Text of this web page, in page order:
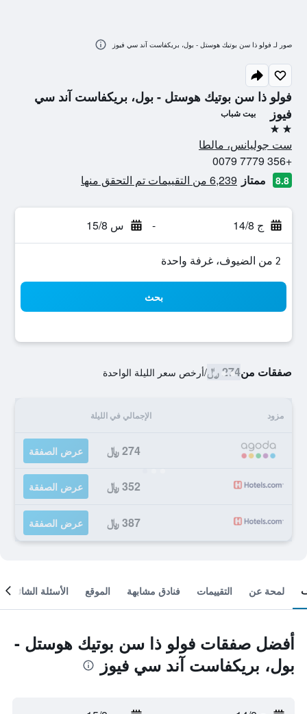
فولو ذا سن بوتيك هوستل - بول، بريكفاست آند سي
فيوز
بيت شباب
2 نجمتين
ست جوليانس، مالطا
+356 7779 0079
8.8 ممتاز 6,239 من التقييمات تم التحقق منها
ج 14/8 - س 15/8
2 من الضيوف، غرفة واحدة
بحث
صفقات من274 ﷼ /أرخص سعر الليلة الواحدة
مزود الإجمالي في الليلة
274 ﷼ عرض الصفقة
352 ﷼ عرض الصفقة
387 ﷼ عرض الصفقة
صور لـ فولو ذا سن بوتيك هوستل - بول، بريكفاست آند سي فيوز
لمحة عن التقييمات فنادق مشابهة الموقع الأسئلة الشائعة
أفضل صفقات فولو ذا سن بوتيك هوستل -
بول، بريكفاست آند سي فيوز